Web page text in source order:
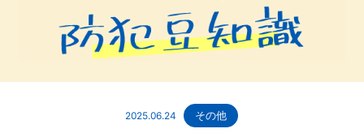
2025.06.24 その他